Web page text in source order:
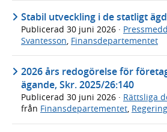
Stabil utveckling i de statligt
Publicerad 30 juni 2026 ·
Svantesson Finansdepartementet
2026 års redogörelse för
ägande, Skr. 2025/26:140
Publicerad 30 juni 2026 · Rättsliga
från Finansdepartementet,